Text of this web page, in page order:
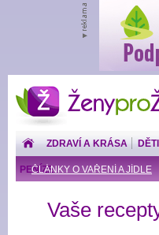
ŽenyproŽeny.cz
ZDRAVÍ A KRÁSA DĚTI
ČLÁNKY O VAŘENÍ A JÍDLE
PENÍZE
Vaše